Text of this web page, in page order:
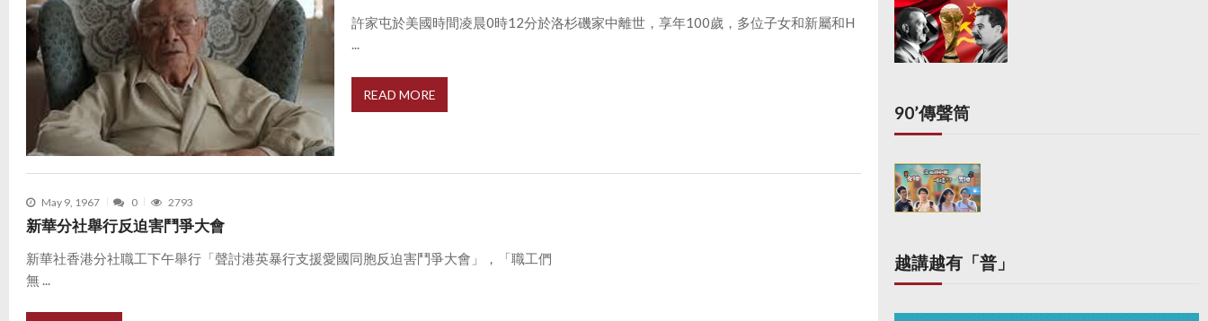
許家屯於美國時間凌晨0時12分於洛杉磯家中離世，享年100歲，多位子女和新屬和H
...
READ MORE
May 9, 1967 0 2793
新華分社舉行反迫害鬥爭大會
新華社香港分社職工下午舉行「聲討港英暴行支援愛國同胞反迫害鬥爭大會」，「職工們
無 ...
90’傳聲筒
越講越有「普」